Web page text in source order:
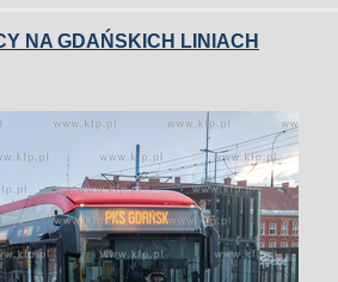
NA GDAŃSKICH LINIACH